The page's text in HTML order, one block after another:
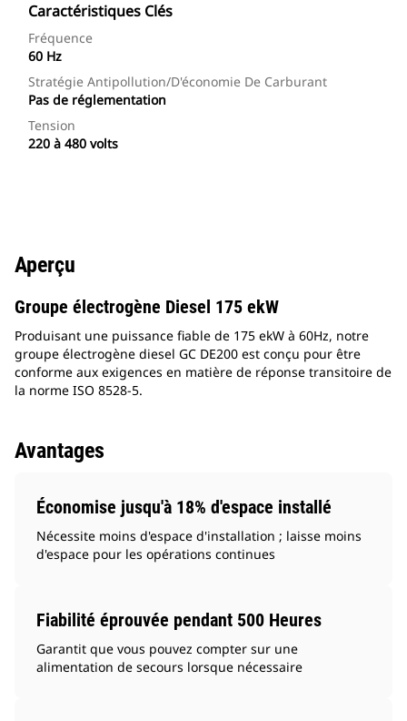
Caractéristiques Clés
Fréquence
60 Hz
Stratégie Antipollution/d'économie De Carburant
Pas de réglementation
Tension
220 à 480 volts
Aperçu
Groupe électrogène Diesel 175 ekW
Produisant une puissance fiable de 175 ekW à 60Hz, notre
groupe électrogène diesel GC DE200 est conçu pour être
conforme aux exigences en matière de réponse transitoire de
la norme ISO 8528-5.
Avantages
Économise jusqu'à 18% d'espace installé
Nécessite moins d'espace d'installation ; laisse moins
d'espace pour les opérations continues
Fiabilité éprouvée pendant 500 Heures
Garantit que vous pouvez compter sur une
alimentation de secours lorsque nécessaire